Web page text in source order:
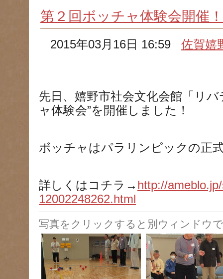
第２回ボッチャ体験会開催！
2015年03月16日 16:59佐賀嬉
先日、嬉野市社会文化会館「リ
ャ体験会”を開催しました！
ボッチャはパラリンピックの正
詳しくはコチラ→ http://
12002248262.html
写真をクリックすると別ウィンドウ